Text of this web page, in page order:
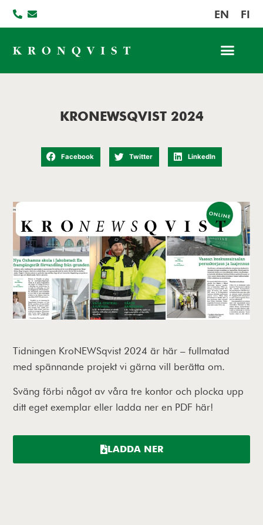
EN FI
KRONEWSQVIST 2024
Facebook Twitter LinkedIn
Tidningen KroNEWSqvist 2024 är här – fullmatad
med spännande projekt vi gärna vill berätta om.
Sväng förbi något av våra tre kontor och plocka upp
ditt eget exemplar eller ladda ner en PDF här!
LADDA NER